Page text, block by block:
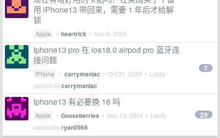
用 iPhone13 带回来，需要 1 年后才给解
锁
Apple • heartrick • Nov 6, 2024
Iphone13 pro 在 ios18.0 airpod pro 蓝牙连
接问题
iPhone • carrymaniac • Oct 31, 2024 • Lastly
replied bycarrymaniac
7
Iphone13 有必要换 16 吗
Apple • Gooseberries • Sep 13, 2024 • Lastly
replied byryan0966
29